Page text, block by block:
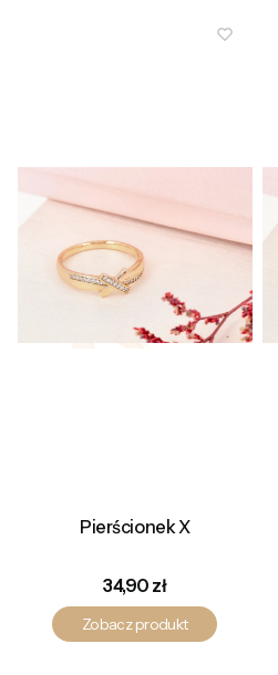
Pierścionek X
Cena
34,90 zł
Zobacz produkt